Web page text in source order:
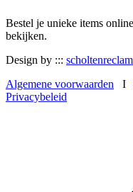
Bestel je unieke items
bekijken.
Design by :::
Algemene voorwaarden I
Privacybeleid